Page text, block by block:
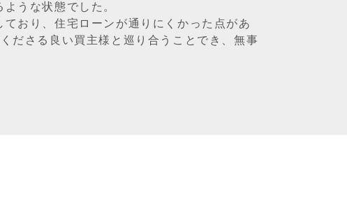
うな状態でした。
おり、住宅ローンが通りにくかった点があ
ださる良い買主様と巡り合うことでき、無事